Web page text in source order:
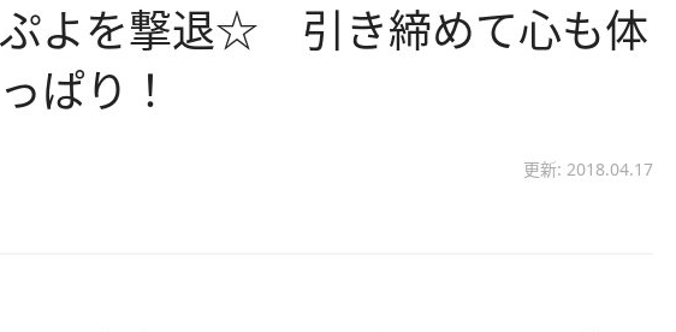
よを撃退☆ 引き締めて心も体
ぱり！
更新: 2018.04.17